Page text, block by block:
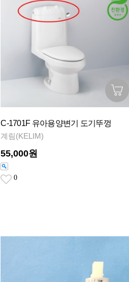
C-1701F 유아용양변기 도기뚜껑
계림(KELIM)
55,000원
0